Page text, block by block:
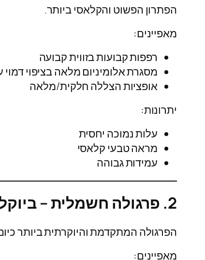
הפתרון הפשוט והקלאסי ביותר.
מאפיינים:
רפפות קבועות בזווית קבועה
מסגרת אלומיניום מלאה בציפוי דמוי
אופציות הצללה חלקית/מלאה
יתרונות:
עלות נמוכה יחסית
מראה טבעי קלאסי
עמידות גבוהה
2. פרגולה חשמלית – ביוקלימטית דמוי עץ
הפרגולה המתקדמת והיוקרתית ביותר
מאפיינים: